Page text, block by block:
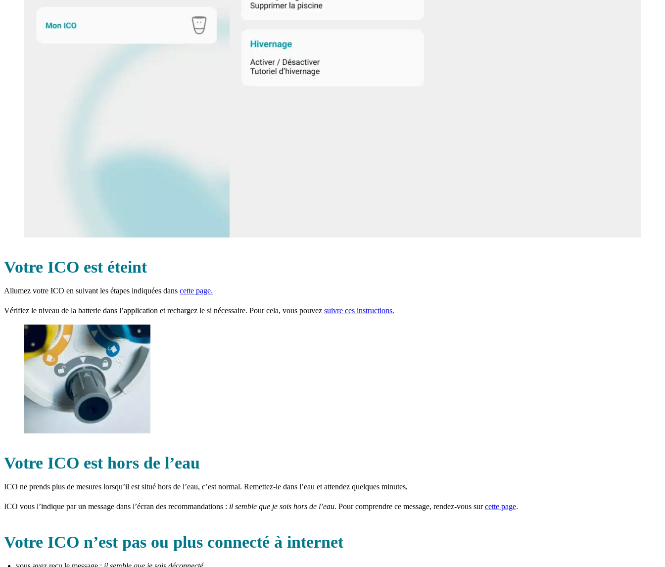
Votre ICO est éteint
Allumez votre ICO en suivant les étapes indiquées dans cette page.
Vérifiez le niveau de la batterie dans l’application et rechargez le si nécessaire. Pour cela, vous pouvez suivre ces instructions.
Votre ICO est hors de l’eau
ICO ne prends plus de mesures lorsqu’il est situé hors de l’eau, c’est normal. Remettez-le dans l’eau et attendez quelques minutes,
ICO vous l’indique par un message dans l’écran des recommandations : il semble que je sois hors de l’eau. Pour comprendre ce message, rendez-vous surcette page.
Votre ICO n’est pas ou plus connecté à internet